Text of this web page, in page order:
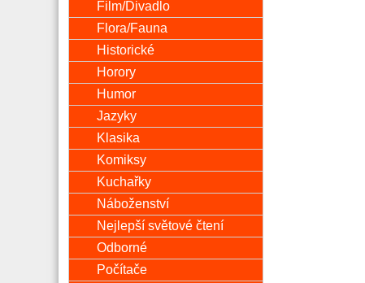
Film/Divadlo
Flora/Fauna
Historické
Horory
Humor
Jazyky
Klasika
Komiksy
Kuchařky
Náboženství
Nejlepší světové čtení
Odborné
Počítače